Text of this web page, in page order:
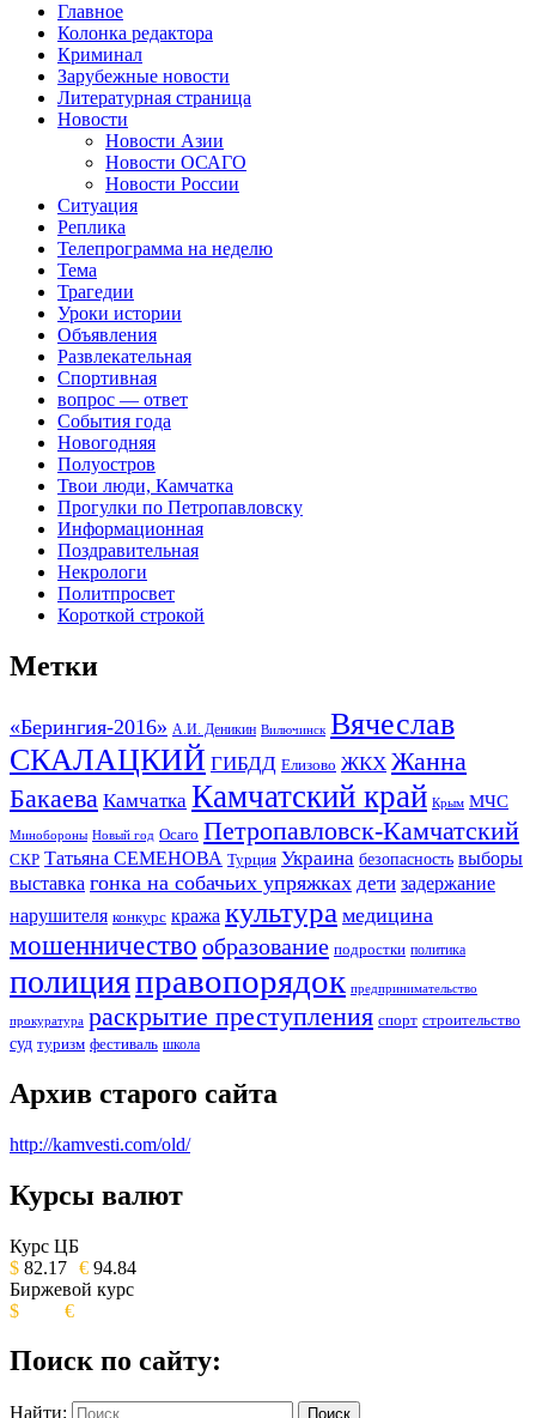
Главное
Колонка редактора
Криминал
Зарубежные новости
Литературная страница
Новости
Новости Азии
Новости ОСАГО
Новости России
Ситуация
Реплика
Телепрограмма на неделю
Тема
Трагедии
Уроки истории
Объявления
Развлекательная
Спортивная
вопрос — ответ
События года
Новогодняя
Полуостров
Твои люди, Камчатка
Прогулки по Петропавловску
Информационная
Поздравительная
Некрологи
Политпросвет
Короткой строкой
Метки
«Берингия-2016» А.И. Деникин Вилючинск Вячеслав
СКАЛАЦКИЙ ГИБДД Елизово ЖКХ Жанна
Бакаева Камчатка Камчатский край Крым МЧС
Минобороны Новый год Осаго Петропавловск-Камчатский
СКР Татьяна СЕМЕНОВА Турция Украина безопасность выборы
выставка гонка на собачьих упряжках дети задержание
нарушителя конкурс кража культура медицина
мошенничество образование подростки политика
полицияправопорядок предпринимательство
прокуратура раскрытие преступления спорт строительство
суд туризм фестиваль школа
Архив старого сайта
http://kamvesti.com/old/
ОБЩЕСТВЕННО-ПОЛИТИЧЕСКОЕ
ИЗДАНИЕ КАМЧАТСКОГО КРАЯ.
Курсы валют
Курс ЦБ
$ 82.17 € 94.84
Биржевой курс
$
€
Поиск по сайту:
Найти: